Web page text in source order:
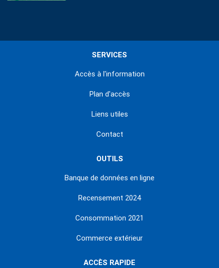
SERVICES
Accès à l'information
Plan d'accès
Liens utiles
Contact
OUTILS
Banque de données en ligne
Recensement 2024
Consommation 2021
Commerce extérieur
ACCÈS RAPIDE